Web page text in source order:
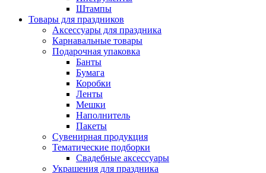
Штампы
Товары для праздников
Аксессуары для праздника
Карнавальные товары
Подарочная упаковка
Банты
Бумага
Коробки
Ленты
Мешки
Наполнитель
Пакеты
Сувенирная продукция
Тематические подборки
Свадебные аксессуары
Украшения для праздника